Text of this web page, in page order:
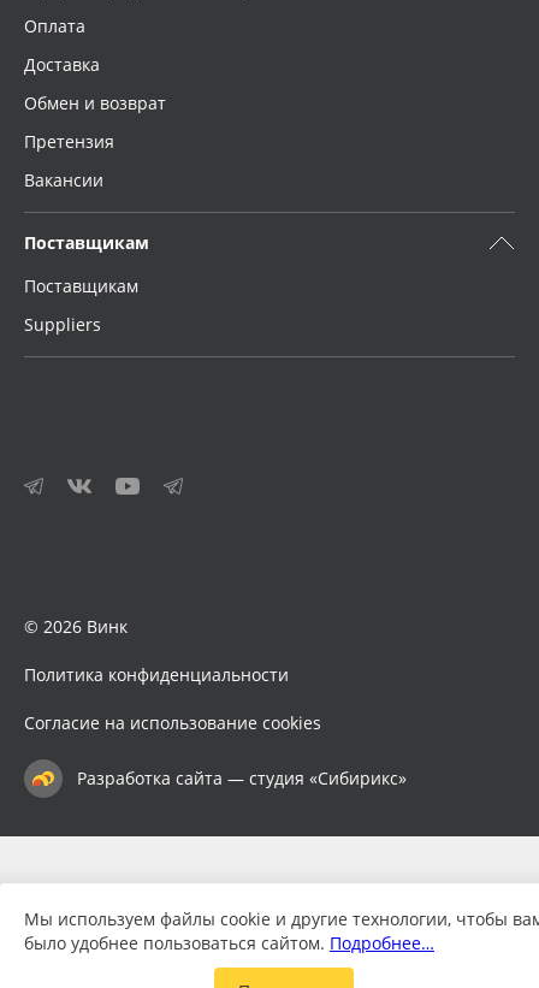
Оплата
Доставка
Обмен и возврат
Претензия
Вакансии
Поставщикам
Поставщикам
Suppliers
© 2026 Винк
Политика конфиденциальности
Согласие на использование cookies
Разработка сайта — студия «Сибирикс»
Мы используем файлы cookie и другие технологии, чтобы
было удобнее пользоваться сайтом. Подробнее…